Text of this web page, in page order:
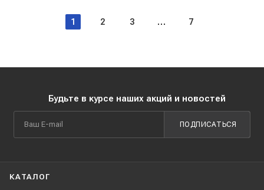
1 2 3 7
Будьте в курсе наших акций и новостей
ПОДПИСАТЬСЯ
КАТАЛОГ